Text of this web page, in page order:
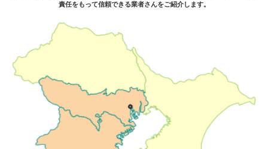
責任をもって信頼できる業者さんをご紹介します。